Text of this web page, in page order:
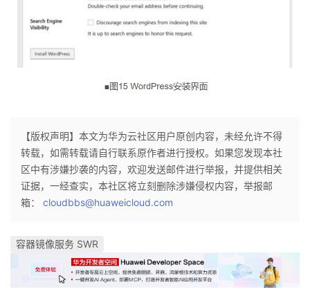
【版权声明】本文为华为云社区用户原创内容，未经允许不得
转载，如需转载请自行联系原作者进行授权。如果您发现本社
区中有涉嫌抄袭的内容，欢迎发送邮件进行举报，并提供相关
证据，一经查实，本社区将立刻删除涉嫌侵权内容，举报邮
箱： cloudbbs@huaweicloud.com
容器镜像服务 SWR